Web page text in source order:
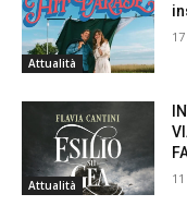
Attualità
Attualità